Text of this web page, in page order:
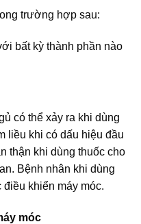
trường hợp sau:
bất kỳ thành phần nào
có thể xảy ra khi dùng
liều khi có dấu hiệu đầu
thận khi dùng thuốc cho
Bệnh nhân khi dùng
khiển máy móc.
móc